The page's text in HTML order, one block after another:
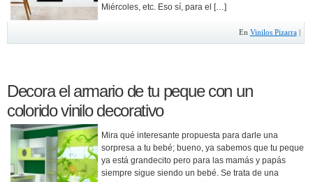
Miércoles, etc. Eso sí, para el […]
En Vinilos Pizarra|
Decora el armario de tu peque con un
colorido vinilo decorativo
Mira qué interesante propuesta para darle una
sorpresa a tu bebé; bueno, ya sabemos que tu peque
ya está grandecito pero para las mamás y papás
siempre sigue siendo un bebé. Se trata de una